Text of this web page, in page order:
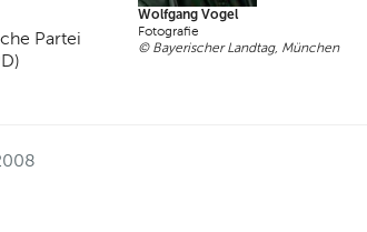
Partei
Wolfgang Vogel
Fotografie
© Bayerischer Landtag, München